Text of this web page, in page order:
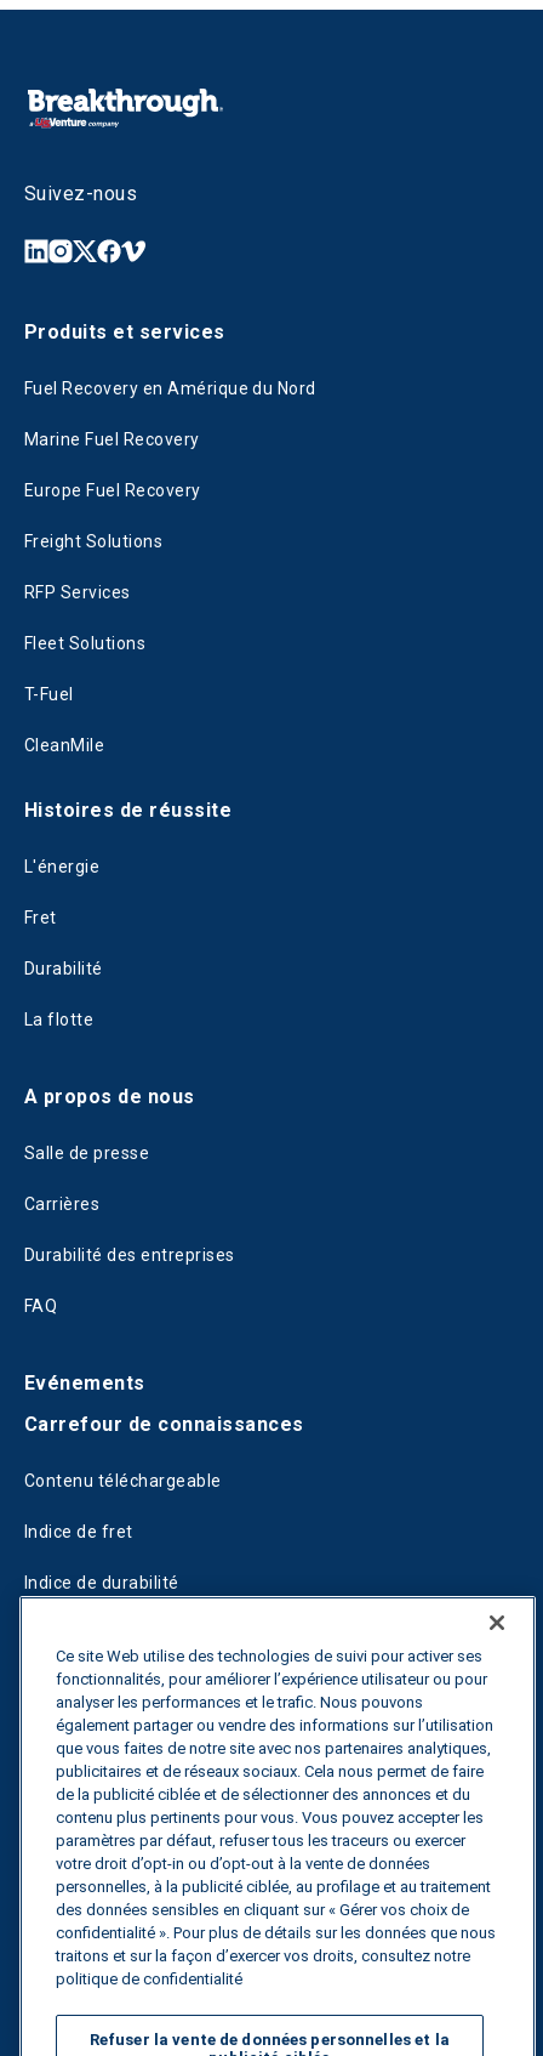
Suivez-nous
Produits et services
Fuel Recovery en Amérique du Nord
Marine Fuel Recovery
Europe Fuel Recovery
Freight Solutions
RFP Services
Fleet Solutions
T-Fuel
CleanMile
Histoires de réussite
L'énergie
Fret
Durabilité
La flotte
A propos de nous
Salle de presse
Carrières
Durabilité des entreprises
FAQ
Evénements
Carrefour de connaissances
Contenu téléchargeable
Indice de fret
Indice de durabilité
Guides
Fuel Savings Calculator
Calculateur d'optimisation des transports
Suivi des tarifs
Contactez nous
Tous droits réservés.
Politique de
Ce site Web utilise des technologies de suivi pour activer ses
fonctionnalités, pour améliorer l’expérience utilisateur ou pour
analyser les performances et le trafic. Nous pouvons
également partager ou vendre des informations sur l’utilisation
que vous faites de notre site avec nos partenaires analytiques,
publicitaires et de réseaux sociaux. Cela nous permet de faire
de la publicité ciblée et de sélectionner des annonces et du
contenu plus pertinents pour vous. Vous pouvez accepter les
paramètres par défaut, refuser tous les traceurs ou exercer
votre droit d’opt-in ou d’opt-out à la vente de données
personnelles, à la publicité ciblée, au profilage et au traitement
des données sensibles en cliquant sur « Gérer vos choix de
confidentialité ». Pour plus de détails sur les données que nous
traitons et sur la façon d’exercer vos droits, consultez notre
politique de confidentialité
Refuser la vente de données personnelles et la